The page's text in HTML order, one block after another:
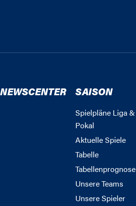
NEWSCENTER SAISON
Spielpläne Liga &
Pokal
Aktuelle Spiele
Tabelle
Tabellenprognose
Unsere Teams
Unsere Spieler